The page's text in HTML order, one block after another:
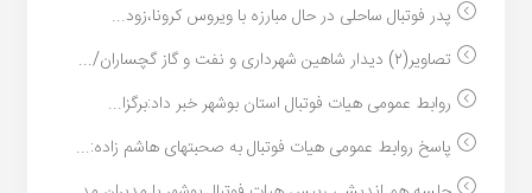
پدر فوتبال ساحلی در حال مبارزه با ویروس کرونا،زود...
تصاویر(۲) دیدار شاهین شهرداری و نفت و گاز گچساران/...
روابط عمومی هیات فوتبال استان بوشهر خبر داد:برگزا...
پاسخ روابط عمومی هیات فوتبال به صحبتهای هاشم زاده:...